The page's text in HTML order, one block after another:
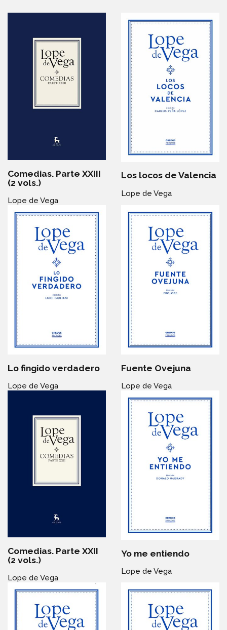
Comedias. Parte XXIII
(2 vols.)
Lope de Vega
Los locos de Valencia
Lope de Vega
Lo fingido verdadero
Lope de Vega
Fuente Ovejuna
Lope de Vega
Comedias. Parte XXII
(2 vols.)
Lope de Vega
Yo me entiendo
Lope de Vega